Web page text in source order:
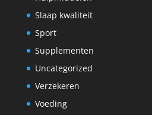
Slaap kwaliteit
Sport
Supplementen
Uncategorized
Verzekeren
Voeding